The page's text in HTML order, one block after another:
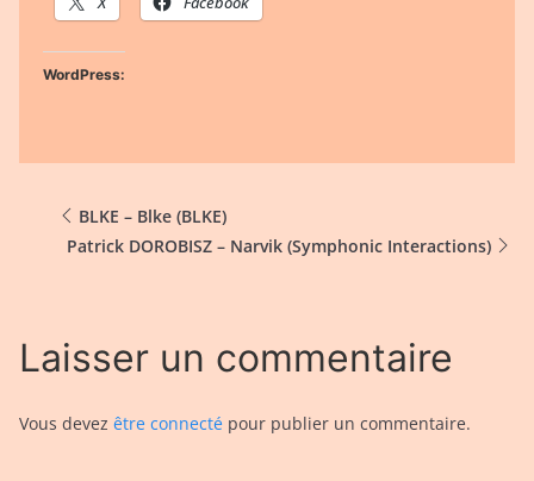
WordPress:
BLKE – Blke (BLKE)
Patrick DOROBISZ – Narvik (Symphonic Interactions)
Laisser un commentaire
Vous devez être connecté pour publier un commentaire.